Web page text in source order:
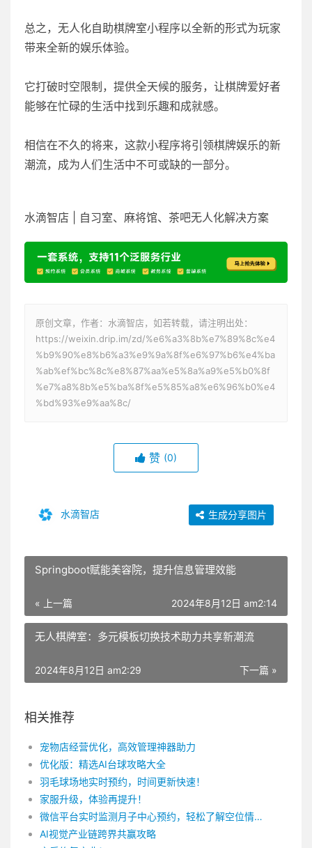
总之，无人化自助棋牌室小程序以全新的形式为玩家
带来全新的娱乐体验。
它打破时空限制，提供全天候的服务，让棋牌爱好者
能够在忙碌的生活中找到乐趣和成就感。
相信在不久的将来，这款小程序将引领棋牌娱乐的新
潮流，成为人们生活中不可或缺的一部分。
水滴智店 | 自习室、麻将馆、茶吧无人化解决方案
原创文章，作者：水滴智店，如若转载，请注明出处：
https://weixin.drip.im/zd/%e6%a3%8b%e7%89%8c%e4
%b9%90%e8%b6%a3%e9%9a%8f%e6%97%b6%e4%ba
%ab%ef%bc%8c%e8%87%aa%e5%8a%a9%e5%b0%8f
%e7%a8%8b%e5%ba%8f%e5%85%a8%e6%96%b0%e4
%bd%93%e9%aa%8c/
赞 (0)
水滴智店 生成分享图片
Springboot赋能美容院，提升信息管理效能
« 上一篇 2024年8月12日 am2:14
无人棋牌室：多元模板切换技术助力共享新潮流
下一篇 »
2024年8月12日 am2:29
相关推荐
宠物店经营优化，高效管理神器助力
优化版：精选AI台球攻略大全
羽毛球场地实时预约，时间更新快速！
家服升级，体验再提升！
微信平台实时监测月子中心预约，轻松了解空位情况
AI视觉产业链跨界共赢攻略